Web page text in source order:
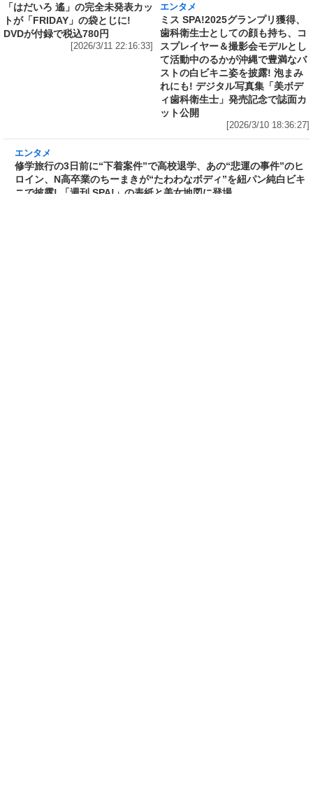
「はだいろ 遙」の完全未発表カッ
トが「FRIDAY」の袋とじに!
DVDが付録で税込780円
[2026/3/11 22:16:33]
ストの白ビキニ姿を披露! 泡まみ
れにも! デジタル写真集「美ボデ
ィ歯科衛生士」発売記念で誌面カ
ット公開
[2026/3/10 18:36:27]
修学旅行の3日前に“下着案件”で高校退学、あ
の“悲運の事件”のヒロイン、N高卒業のちーま
きが“たわわなボディ”を紐パン純白ビキニで披
露! 「週刊 SPA!」の表紙と美女地図に登場
エンタメ
「メイビーME」のピンク色担当、アイドル界の